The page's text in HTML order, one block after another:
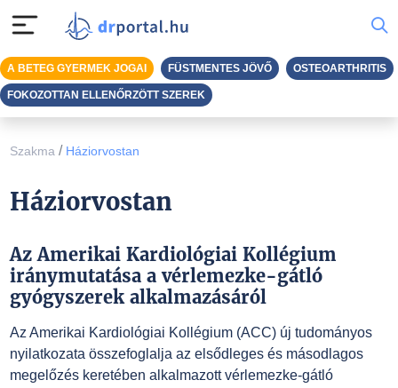
Szakma / Háziorvostan
Háziorvostan
Az Amerikai Kardiológiai Kollégium
iránymutatása a vérlemezke-gátló
gyógyszerek alkalmazásáról
Az Amerikai Kardiológiai Kollégium (ACC) új tudományos
nyilatkozata összefoglalja az elsődleges és másodlagos
megelőzés keretében alkalmazott vérlemezke-gátló
A BETEG GYERMEK JOGAI FÜSTMENTES JÖVŐ OSTEOARTHRITIS
FOKOZOTTAN ELLENŐRZÖTT SZEREK